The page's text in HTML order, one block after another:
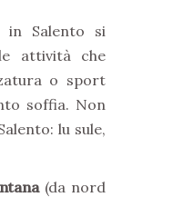
in Salento si
attività che
o sport
soffia. Non
lu sule,
(da nord